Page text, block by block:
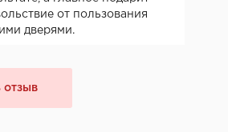
от пользования
дверями.
отзыв